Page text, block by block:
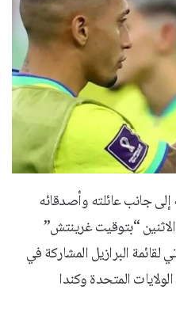
إلى جانب عائلته وأصدقائه
“بتوقيت غرينتش”
لقائمة البرازيل المشاركة في
الولايات المتحدة وكندا